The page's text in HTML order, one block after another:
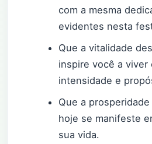
com a mesma
evidentes nesta
Que a vitalidade
inspire você a viver
intensidade e
Que a
hoje se manifeste
sua vida.